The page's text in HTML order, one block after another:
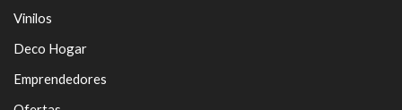
Vinilos
Deco Hogar
Emprendedores